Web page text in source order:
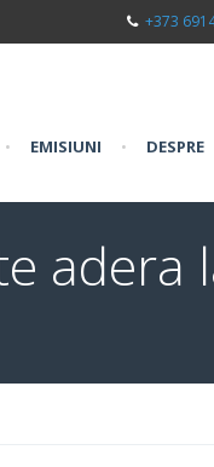
+373
• EMISIUNI • DESPRE
adera